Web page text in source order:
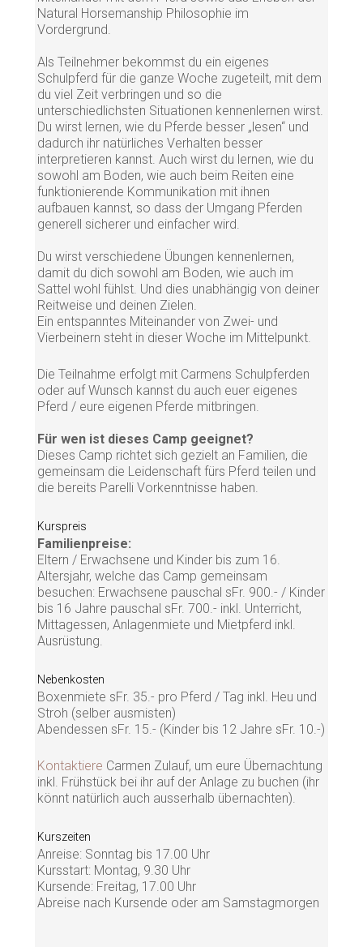
Natural Horsemanship Philosophie im
Vordergrund.
Als Teilnehmer bekommst du ein eigenes
Schulpferd für die ganze Woche zugeteilt, mit dem
du viel Zeit verbringen und so die
unterschiedlichsten Situationen kennenlernen wirst.
Du wirst lernen, wie du Pferde besser „lesen“ und
dadurch ihr natürliches Verhalten besser
interpretieren kannst. Auch wirst du lernen, wie du
sowohl am Boden, wie auch beim Reiten eine
funktionierende Kommunikation mit ihnen
aufbauen kannst, so dass der Umgang Pferden
generell sicherer und einfacher wird.
Du wirst verschiedene Übungen kennenlernen,
damit du dich sowohl am Boden, wie auch im
Sattel wohl fühlst. Und dies unabhängig von deiner
Reitweise und deinen Zielen.
Ein entspanntes Miteinander von Zwei- und
Vierbeinern steht in dieser Woche im Mittelpunkt.
Die Teilnahme erfolgt mit Carmens Schulpferden
oder auf Wunsch kannst du auch euer eigenes
Pferd / eure eigenen Pferde mitbringen.
Für wen ist dieses Camp geeignet?
Dieses Camp richtet sich gezielt an Familien, die
gemeinsam die Leidenschaft fürs Pferd teilen und
die bereits Parelli Vorkenntnisse haben.
Kurspreis
Familienpreise:
Eltern / Erwachsene und Kinder bis zum 16.
Altersjahr, welche das Camp gemeinsam
besuchen: Erwachsene pauschal sFr. 900.- / Kinder
bis 16 Jahre pauschal sFr. 700.- inkl. Unterricht,
Mittagessen, Anlagenmiete und Mietpferd inkl.
Ausrüstung.
Nebenkosten
Boxenmiete sFr. 35.- pro Pferd / Tag inkl. Heu und
Stroh (selber ausmisten)
Abendessen sFr. 15.- (Kinder bis 12 Jahre sFr. 10.-)
Kontaktiere Carmen Zulauf, um eure Übernachtung
inkl. Frühstück bei ihr auf der Anlage zu buchen (ihr
könnt natürlich auch ausserhalb übernachten).
Kurszeiten
Anreise: Sonntag bis 17.00 Uhr
Kursstart: Montag, 9.30 Uhr
Kursende: Freitag, 17.00 Uhr
Abreise nach Kursende oder am Samstagmorgen